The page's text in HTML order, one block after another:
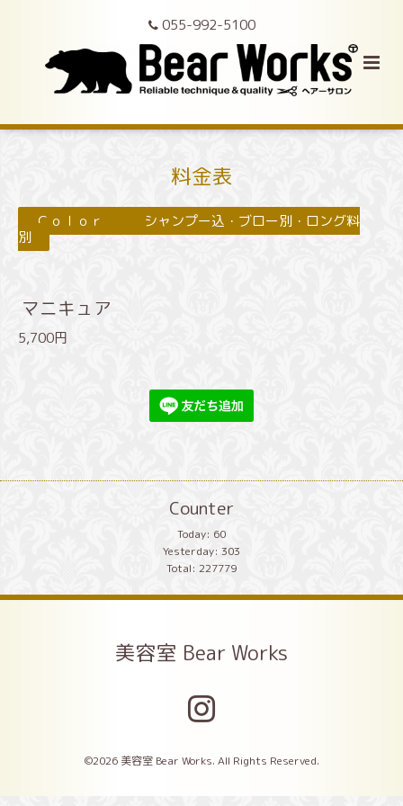
055-992-5100
料金表
Ｃｏｌｏｒ シャンプー込・ブロー別・ロング料
別
マニキュア
5,700円
Counter
Today: 60
Yesterday: 303
Total: 227779
美容室 Bear Works
©2026 美容室 Bear Works. All Rights Reserved.